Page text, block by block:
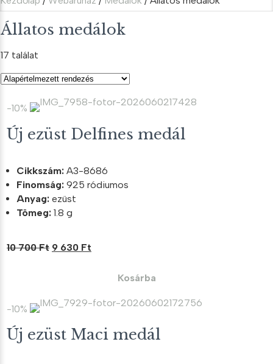
Állatos medálok
17 találat
-10%
Új ezüst Delfines medál
Cikkszám: A3-8686
Finomság: 925 ródiumos
Anyag: ezüst
Tömeg: 1.8 g
10 700Ft Original
700 Ft.
9 630 Ft
630 Ft.
Kosárba
-10%
Új ezüst Maci medál